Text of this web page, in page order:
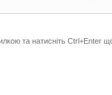
та натисніть Ctrl+Enter